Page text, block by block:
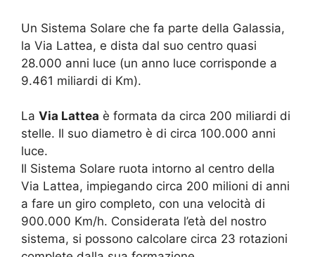
Un Sistema Solare che fa parte della Galassia,
la Via Lattea, e dista dal suo centro quasi
28.000 anni luce (un anno luce corrisponde a
9.461 miliardi di Km).
La Via Lattea è formata da circa 200 miliardi di
stelle. Il suo diametro è di circa 100.000 anni
luce.
Il Sistema Solare ruota intorno al centro della
Via Lattea, impiegando circa 200 milioni di anni
a fare un giro completo, con una velocità di
900.000 Km/h. Considerata l’età del nostro
sistema, si possono calcolare circa 23 rotazioni